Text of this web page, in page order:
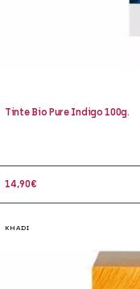
Tinte Bio Pure Indigo 100g.
14,90€
KHADI